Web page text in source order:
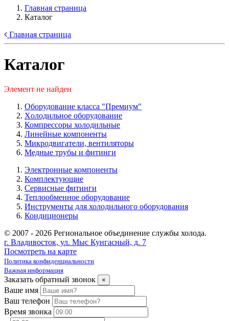
Главная страница
Каталог
Главная страница
Каталог
Элемент не найден
Оборудование класса "Премиум"
Xолодильное оборудование
Компрессоры холодильные
Линейные компоненты
Микродвигатели, вентиляторы
Медные трубы и фитинги
Электронные компоненты
Комплектующие
Сервисные фитинги
Теплообменное оборудование
Инструменты для холодильного оборудования
Кондиционеры
© 2007 - 2026 Региональное объединение службы холода.
г. Владивосток, ул. Мыс Кунгасный, д. 7
Посмотреть на карте
Политика конфиденциальности
Важная информация
Заказать обратный звонок ×
Ваше имя
Ваш телефон
Время звонка